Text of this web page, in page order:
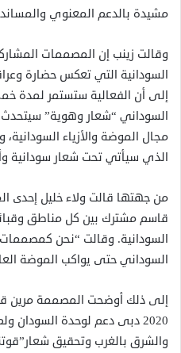
مشيدة بالدعم المعنوي
وقالت زينب إن المصممات
السودانية التي تعكس حضارة
إلى أن الفعالية ستستمر لمدة
السوداني “شعار وهوية”
مجال الموضة والأزياء
الذي سيأتي تحت شعار سودانية
من جهتها قالت ولاء خليل إحدى
قاسم مشترك بين كل مناطق
السودانية. وقالت “نحن
السوداني حتى يواكب الموضة
إلى ذلك أوضحت المصممة مرين
2020 دبى دعم لوحدة
والشرق بالغرب وتحقيق